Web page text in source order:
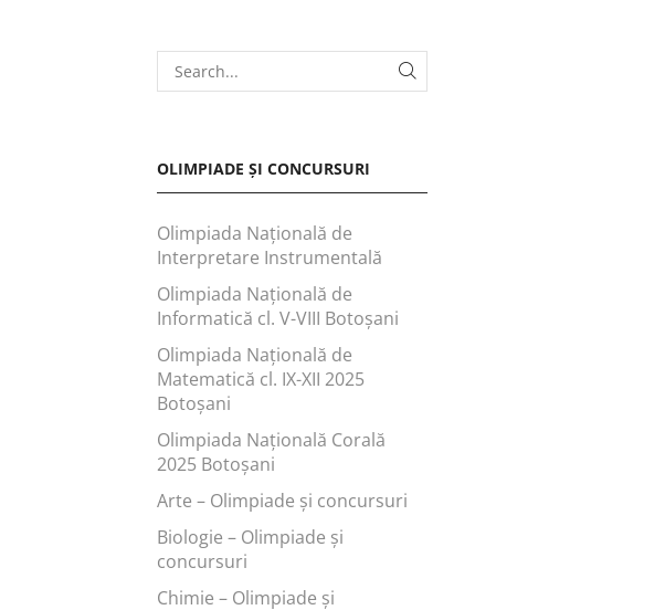
OLIMPIADE ȘI CONCURSURI
Olimpiada Națională de
Interpretare Instrumentală
Olimpiada Națională de
Informatică cl. V-VIII Botoșani
Olimpiada Națională de
Matematică cl. IX-XII 2025
Botoșani
Olimpiada Națională Corală
2025 Botoșani
Arte – Olimpiade și concursuri
Biologie – Olimpiade și
concursuri
Chimie – Olimpiade și